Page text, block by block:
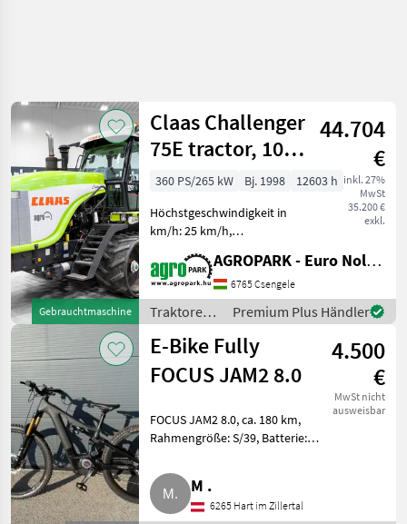
Gebrauchtmaschine
Claas Challenger
75E tractor, 10/2
Powershift, 10
lite
44.704
€
inkl. 27%
MwSt
35.200 €
exkl.
360 PS/265 kW Bj. 1998
12603 h
Höchstgeschwindigkeit in
km/h: 25 km/h,
Claas Challenger 75E (12603
BStunden) 10/2 Powershift-
Getriebe, 10, 3-Liter-CAT-
Motor, Klimaanlage, 4
AGROPARK - Euro Noliker Kft.
6765 Csengele
Traktoren /
Claas
Premium Plus Händler
E-Bike Fully
FOCUS JAM2 8.0
4.500
€
MwSt nicht
ausweisbar
FOCUS JAM2 8.0, ca. 180 km,
Rahmengröße: S/39, Batterie:
herausnehmbar, abschließbar,
Motor: Bosch Performance CX-
Race, 85 Nm, 250 W, Steuer
M .
6265 Hart im Zillertal